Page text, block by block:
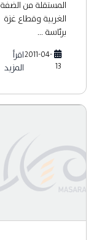
المستقلة من الضفة
الغربية وقطاع غزة
برئاسة ...
2011-04-
13
اقرأ
المزيد